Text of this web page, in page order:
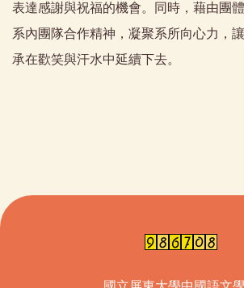
表達感謝與祝福的機會。同時，藉由團
系內團隊合作精神，凝聚系所向心力，
承在歡笑與汗水中延續下去。